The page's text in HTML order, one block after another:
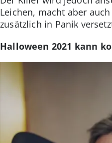
Leichen, macht aber
zusätzlich in Panik
Halloween 2021 kann